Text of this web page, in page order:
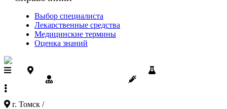
Выбор специалиста
Лекарственные средства
Медицинские термины
Оценка знаний
г. Томск /